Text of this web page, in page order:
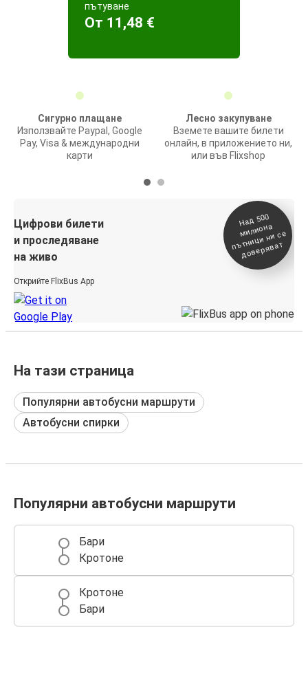
пътуване
Oт 11,48 €
Сигурно плащане
Използвайте Paypal, Google
Pay, Visa & международни
карти
Лесно закупуване
Вземете вашите билети
онлайн, в приложението ни,
или във Flixshop
Цифрови билети
и проследяване
на живо
Открийте FlixBus App
На
д 500
милиона
п
ътници ни се
доверяват
На тази страница
Популярни автобусни маршрути
Автобусни спирки
Популярни автобусни маршрути
Бари
Кротоне
Кротоне
Бари